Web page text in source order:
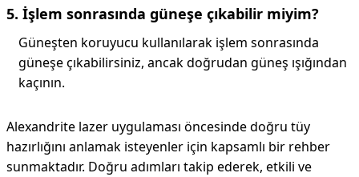
5. İşlem sonrasında güneşe çıkabilir miyim?
Güneşten koruyucu kullanılarak işlem sonrasında
güneşe çıkabilirsiniz, ancak doğrudan güneş ışığından
kaçının.
Alexandrite lazer uygulaması öncesinde doğru tüy
hazırlığını anlamak isteyenler için kapsamlı bir rehber
sunmaktadır. Doğru adımları takip ederek, etkili ve